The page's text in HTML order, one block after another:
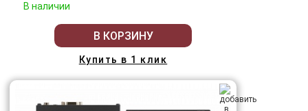
В наличии
В КОРЗИНУ
Купить в 1 клик